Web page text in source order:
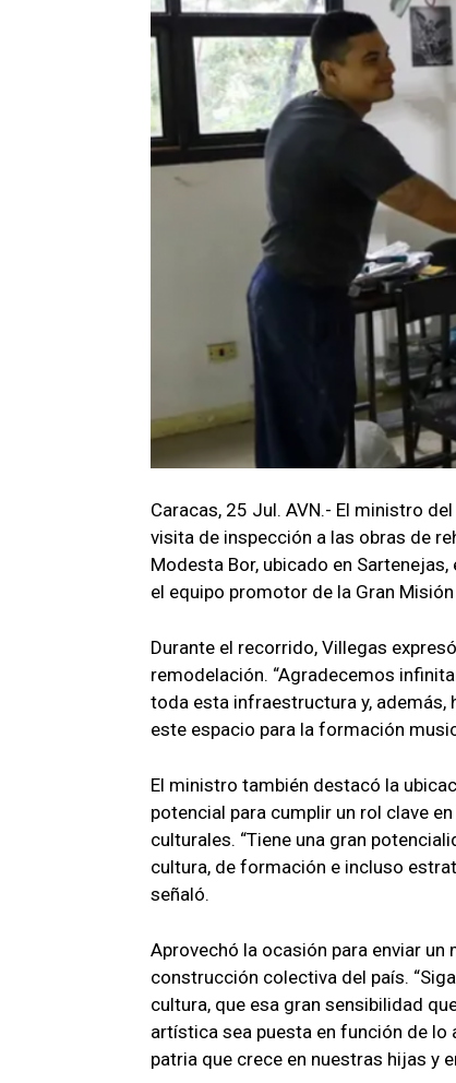
Caracas, 25 Jul. AVN.- El ministro
visita de inspección a las obras de
Modesta Bor, ubicado en
el equipo promotor de la Gran
Durante el recorrido, Villegas
remodelación. “Agradecemos
toda esta infraestructura y,
este espacio para la formación
El ministro también destacó la
potencial para cumplir un rol clave
culturales. “Tiene una gran
cultura, de formación e incluso
señaló.
Aprovechó la ocasión para enviar
construcción colectiva del país.
cultura, que esa gran sensibilidad
artística sea puesta en función de
patria que crece en nuestras hijas y